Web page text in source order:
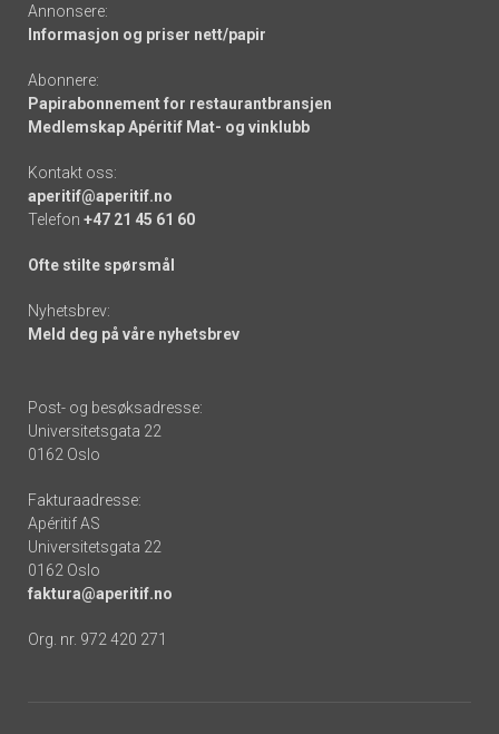
Annonsere:
Informasjon og priser nett/papir
Abonnere:
Papirabonnement for restaurantbransjen
Medlemskap Apéritif Mat- og vinklubb
Kontakt oss:
aperitif@aperitif.no
Telefon +47 21 45 61 60
Ofte stilte spørsmål
Nyhetsbrev:
Meld deg på våre nyhetsbrev
Post- og besøksadresse:
Universitetsgata 22
0162 Oslo
Fakturaadresse:
Apéritif AS
Universitetsgata 22
0162 Oslo
faktura@aperitif.no
Org. nr. 972 420 271